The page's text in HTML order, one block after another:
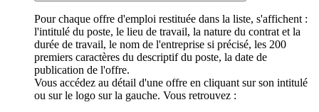
Pour chaque offre d'emploi restituée dans la liste, s'affichent :
l'intitulé du poste, le lieu de travail, la nature du contrat et la
durée de travail, le nom de l'entreprise si précisé, les 200
premiers caractères du descriptif du poste, la date de
publication de l'offre.
Vous accédez au détail d'une offre en cliquant sur son intitulé
ou sur le logo sur la gauche. Vous retrouvez :